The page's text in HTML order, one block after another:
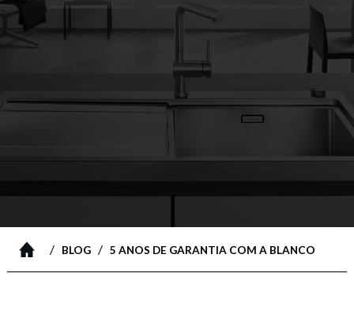
/ BLOG/ 5 ANOS DE GARANTIA COM A BLANCO